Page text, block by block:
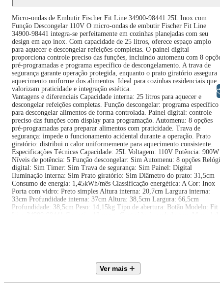
Micro-ondas de Embutir Fischer Fit Line 34900-98441 25L Inox com
Função Descongelar 110V O micro-ondas de embutir Fischer Fit Line
34900-98441 integra-se perfeitamente em cozinhas planejadas com seu
design em aço inox. Com capacidade de 25 litros, oferece espaço amplo
para aquecer e descongelar refeições completas. O painel digital
proporciona controle preciso das funções, incluindo automenu com 8
pré-programadas e programa específico de descongelamento. A trava de
segurança garante operação protegida, enquanto o prato giratório assegura
aquecimento uniforme dos alimentos. Ideal para cozinhas residenciais que
valorizam praticidade e integração estética.
Vantagens e diferenciais Capacidade interna: 25 litros para aquecer e
descongelar refeições completas. Função descongelar: programa específico
para descongelar alimentos de forma controlada. Painel digital: controle
preciso das funções com display para programação. Automenu: 8 opções
pré-programadas para preparar alimentos com praticidade. Trava de
segurança: impede o funcionamento acidental durante a operação. Prato
giratório: distribui o calor uniformemente para aquecimento consistente.
Especificações Técnicas Capacidade: 25L Voltagem: 110V Potência: 900W
Níveis de potência: 5 Função descongelar: Sim Automenu: 8 opções
digital: Sim Timer: Sim Trava de segurança: Sim Painel: Digital
Iluminação interna: Sim Prato giratório: Sim Diâmetro do prato: 31,5cm
Consumo de energia: 1,45kWh/mês Classificação energética: A Cor: Inox
Porta com vidro: Preto simples Altura interna: 20,7cm Largura interna:
33cm Profundidade interna: 37cm Altura: 38,5cm Largura: 66,5cm
Profundidade: 38,5cm Peso: 14,15kg Tipo de abertura: Botão Modelo: Fit
voltagem informada no título do produto antes de efetuar a compra.
Ver mais